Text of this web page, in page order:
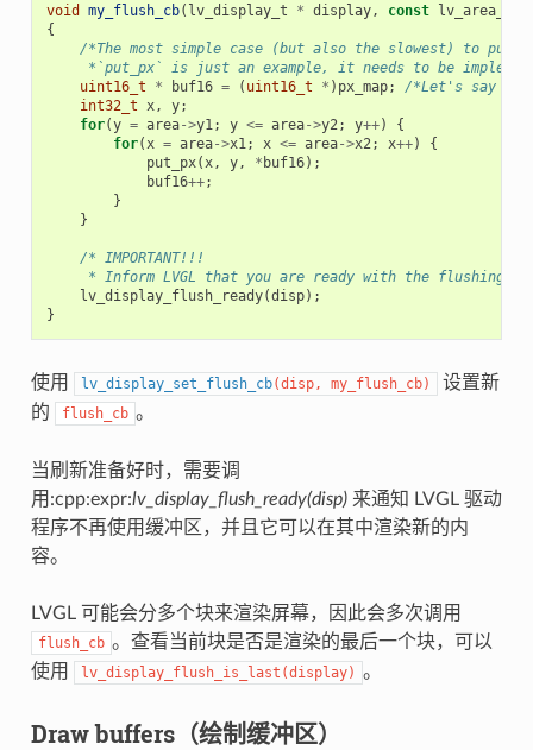
void my_flush_cb( lv_display_t * display, const lv_area_t
{
/*The most simple case (but also the slowest) to put
*`put_px` is just an example, it needs to be
uint16_t
* buf16 = ( uint16_t * ) px_map;
/*Let's say it's
int32_t x, y;
for(y = area->y1; y <= area->y2; y++)
{
for(x = area->x1; x <= area->x2; x++)
{
put_px(x, y, * buf16);
buf16++;
}
}
/* IMPORTANT!!!
* Inform LVGL that you are ready with the flushing
lv_display_flush_ready(disp);
}
使用 lv_display_set_flush_cb(disp, my_flush_cb)
设置新
的
flush_cb 。
当刷新准备好时，需要调
用:cpp:expr:lv_display_flush_ready(disp)来通知 LVGL 驱动
程序不再使用缓冲区，并且它可以在其中渲染新的内
容。
LVGL 可能会分多个块来渲染屏幕，因此会多次调用
flush_cb 。查看当前块是否是渲染的最后一个块，可以
使用
lv_display_flush_is_last (display) 。
Draw buffers（绘制缓冲区）